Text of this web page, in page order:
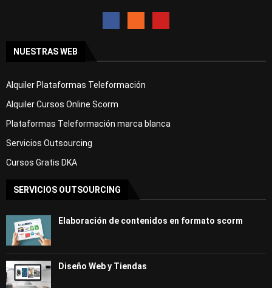
NUESTRAS WEB
Alquiler Plataformas Teleformación
Alquiler Cursos Online Scorm
Plataformas Teleformación marca blanca
Servicios Outsourcing
Cursos Gratis DKA
SERVICIOS OUTSOURCING
Elaboración de contenidos en formato scorm
Diseño Web y Tiendas